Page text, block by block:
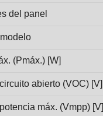
del panel
(Pmáx.) [W]
abierto (VOC) [V]
máx. (Vmpp) [V]